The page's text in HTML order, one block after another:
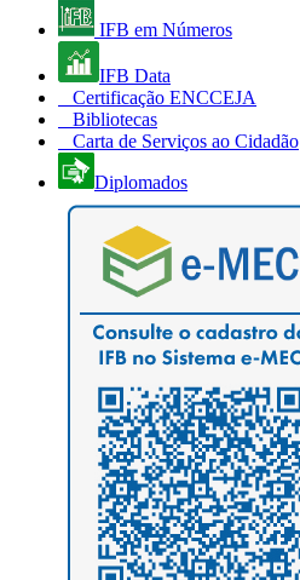
IFB em Números
IFB Data
Certificação ENCCEJA
Bibliotecas
Carta de Serviços ao Cidadão
Diplomados